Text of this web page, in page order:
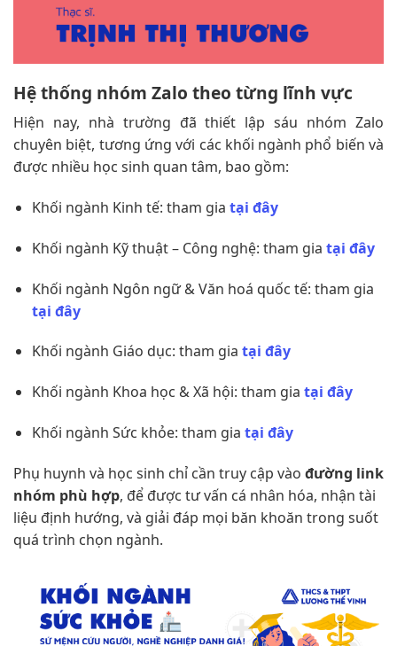
Hệ thống nhóm Zalo theo từng lĩnh vực
Hiện nay, nhà trường đã thiết lập sáu nhóm Zalo
chuyên biệt, tương ứng với các khối ngành phổ biến và
được nhiều học sinh quan tâm, bao gồm:
Khối ngành Kinh tế: tham gia tại đây
Khối ngành Kỹ thuật – Công nghệ: tham gia tại đây
Khối ngành Ngôn ngữ & Văn hoá quốc tế: tham gia
tại đây
Khối ngành Giáo dục: tham gia tại đây
Khối ngành Khoa học & Xã hội: tham gia tại đây
Khối ngành Sức khỏe: tham gia tại đây
Phụ huynh và học sinh chỉ cần truy cập vào đường link
nhóm phù hợp, để được tư vấn cá nhân hóa, nhận tài
liệu định hướng, và giải đáp mọi băn khoăn trong suốt
quá trình chọn ngành.